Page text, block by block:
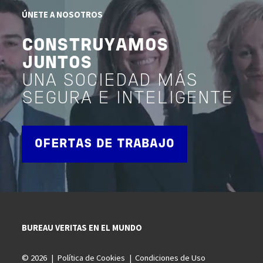
ÚNETE A NOSOTROS
CONSTRUYAMOS
JUNTOS
UNA SOCIEDAD MÁS
SEGURA E INTELIGENTE
OFERTAS DE TRABAJO
BUREAU VERITAS EN EL MUNDO
© 2026 Política de Cookies Condiciones de Uso